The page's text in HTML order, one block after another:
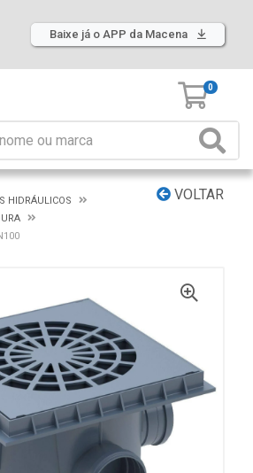
Baixe já o APP da Macena
0
VOLTAR
HIDRÁULICOS